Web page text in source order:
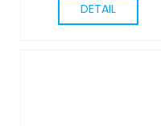
DETAIL